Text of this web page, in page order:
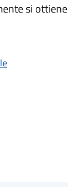
si ottiene